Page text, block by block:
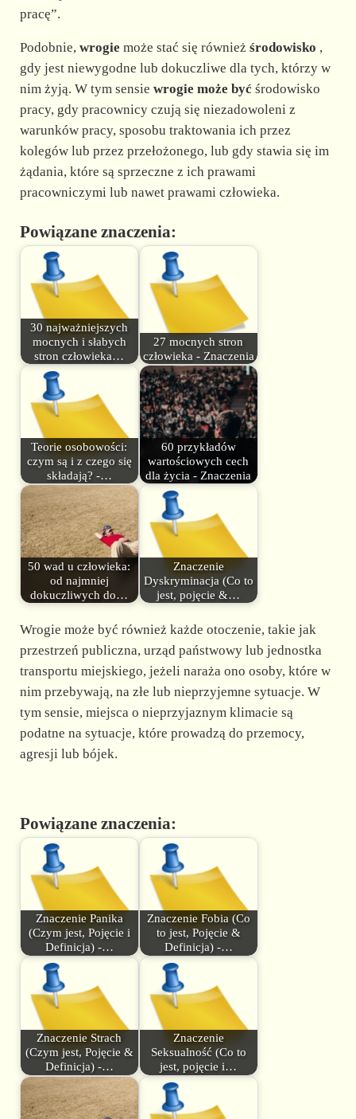
pracę”.
Podobnie, wrogie może stać się również środowisko ,
gdy jest niewygodne lub dokuczliwe dla tych, którzy w
nim żyją. W tym sensie wrogie może być środowisko
pracy, gdy pracownicy czują się niezadowoleni z
warunków pracy, sposobu traktowania ich przez
kolegów lub przez przełożonego, lub gdy stawia się im
żądania, które są sprzeczne z ich prawami
pracowniczymi lub nawet prawami człowieka.
Powiązane znaczenia:
30 najważniejszych
mocnych i słabych
stron człowieka…
27 mocnych stron
człowieka - Znaczenia
Teorie osobowości:
czym są i z czego się
składają? -…
60 przykładów
wartościowych cech
dla życia - Znaczenia
50 wad u człowieka:
od najmniej
dokuczliwych do…
Znaczenie
Dyskryminacja (Co to
jest, pojęcie &…
Wrogie może być również każde otoczenie, takie jak
przestrzeń publiczna, urząd państwowy lub jednostka
transportu miejskiego, jeżeli naraża ono osoby, które w
nim przebywają, na złe lub nieprzyjemne sytuacje. W
tym sensie, miejsca o nieprzyjaznym klimacie są
podatne na sytuacje, które prowadzą do przemocy,
agresji lub bójek.
Powiązane znaczenia:
Znaczenie Panika
(Czym jest, Pojęcie i
Definicja) -…
Znaczenie Fobia (Co
to jest, Pojęcie &
Definicja) -…
Znaczenie Strach
(Czym jest, Pojęcie &
Definicja) -…
Znaczenie
Seksualność (Co to
jest, pojęcie i…